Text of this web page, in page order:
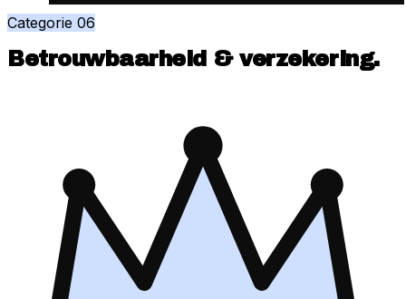
Categorie 06
Betrouwbaarheid & verzekering.